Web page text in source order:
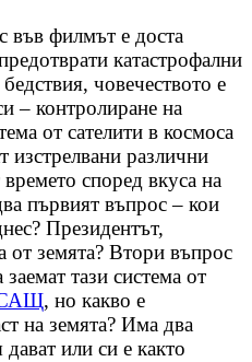
във филмът е доста
катастрофални
човечеството е
– контролиране на
от сателити в космоса
изстрелвани различни
според вкуса на
първият въпрос – кои
Президентът,
от земята? Втори въпрос
тази система от
, но какво е
на земята? Има два
или си е както